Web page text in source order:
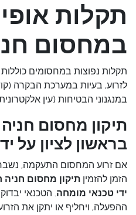
תקלות
במחסום
תקלות נפוצות במחסומים
לזרוע, בעיות במערכת הבקרה
במנגנוני הבטיחות (עין
תיקון מחסום
בראשון לציון על
אם זרוע המחסום התעקמה,
הזמן להזמין תיקון מחסום חניה
ידי טכנאי מומחה. הטכנאי
ההפעלה, ויחליף או יתקן את